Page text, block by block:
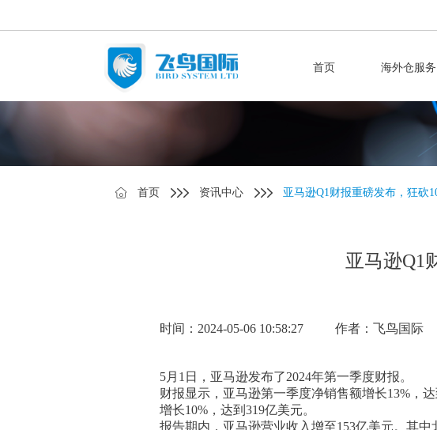
首页 海外仓服务
首页 资讯中心 亚马逊Q1财报重磅发布，狂砍
亚马逊Q1
时间：2024-05-06 10:58:27 作者：飞鸟国际
5月1日，亚马逊发布了2024年第一季度财报。
财报显示，亚马逊第一季度净销售额增长13%，
增长10%，达到319亿美元。
报告期内，亚马逊营业收入增至153亿美元。其